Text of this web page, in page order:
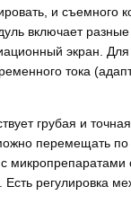
и съемного
включает разные
экран. Для
тока
грубая и
перемещать по
микропрепаратами
регулировка